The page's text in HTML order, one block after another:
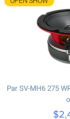
Par SV-MH6 275